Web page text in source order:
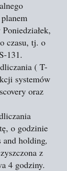
czasu, tj. o
131.
( T-
systemów
oraz
o godzinie
and holding,
z
4 godziny.